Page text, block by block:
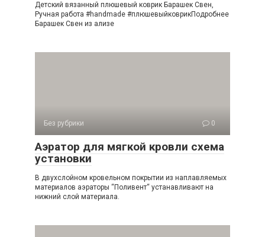
Детский вязанный плюшевый коврик Барашек Свен,
Ручная работа #handmade #плюшевыйковрикПодробнее
Барашек Свен из ализе
Без рубрики 0
Аэратор для мягкой кровли схема
установки
В двухслойном кровельном покрытии из наплавляемых
материалов аэраторы “Поливент“ устанавливают на
нижний слой материала.